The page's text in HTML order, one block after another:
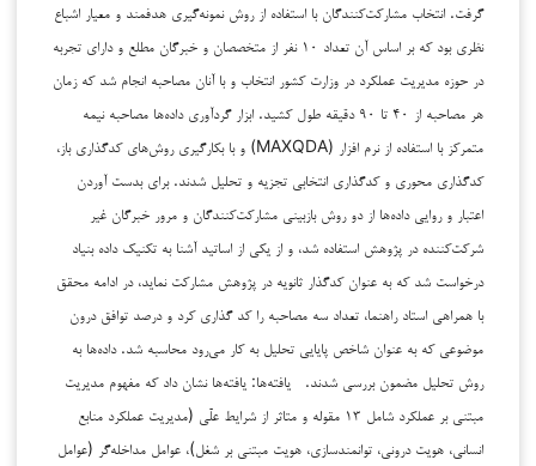
گرفت. انتخاب مشارکت‌کنندگان با استفاده از روش نمونه‌گیری هدفمند و معیار اشباع
نظری بود که بر اساس آن تعداد ۱۰ نفر از متخصصان و خبرگان مطلع و دارای تجربه
در حوزه مدیریت عملکرد در وزارت کشور انتخاب و با آنان مصاحبه انجام شد که زمان
هر مصاحبه از ۴۰ تا ۹۰ دقیقه طول کشید. ابزار گردآوری داده‌ها مصاحبه نیمه
متمرکز با استفاده از نرم افزار (MAXQDA) و با بکارگیری روش‌های کدگذاری باز،
کدگذاری محوری و کدگذاری انتخابی تجزیه و تحلیل شدند. برای بدست آوردن
اعتبار و روایی داده‌ها از دو روش بازبینی مشارکت‌کنندگان و مرور خبرگان غیر
شرکت‌کننده در پژوهش استفاده شد، و از یکی از اساتید آشنا به تکنیک داده بنیاد
درخواست شد که به عنوان کدگذار ثانویه در پژوهش مشارکت نماید، در ادامه محقق
با همراهی استاد راهنما، تعداد سه مصاحبه را کد گذاری کرد و درصد توافق درون
موضوعی که به عنوان شاخص پایایی تحلیل به کار می‌‌رود محاسبه شد. داده‌ها به
روش تحلیل مضمون بررسی شدند. یافته‌ها: یافته‌ها نشان داد که مفهوم مدیریت
مبتنی بر عملکرد شامل ۱۳ مقوله و متاثر از شرایط علّی (مدیریت عملکرد منابع
انسانی، هویت درونی، توانمندسازی، هویت مبتنی ‌بر شغل)، عوامل مداخله‌گر (عوامل